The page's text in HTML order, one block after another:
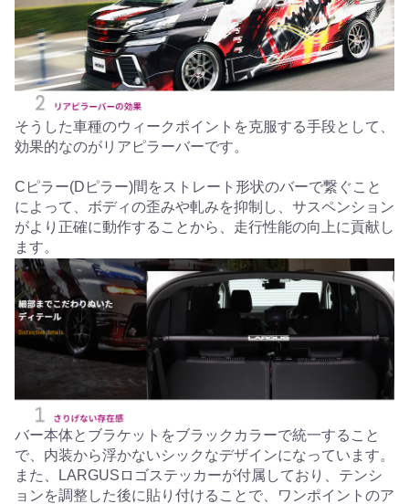
そうした車種のウィークポイントを克服する手段として、
効果的なのがリアピラーバーです。
Cピラー(Dピラー)間をストレート形状のバーで繋ぐこと
によって、ボディの歪みや軋みを抑制し、サスペンション
がより正確に動作することから、走行性能の向上に貢献し
ます。
バー本体とブラケットをブラックカラーで統一すること
で、内装から浮かないシックなデザインになっています。
また、LARGUSロゴステッカーが付属しており、テンシ
ョンを調整した後に貼り付けることで、ワンポイントのア